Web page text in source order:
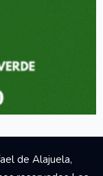
de Alajuela,